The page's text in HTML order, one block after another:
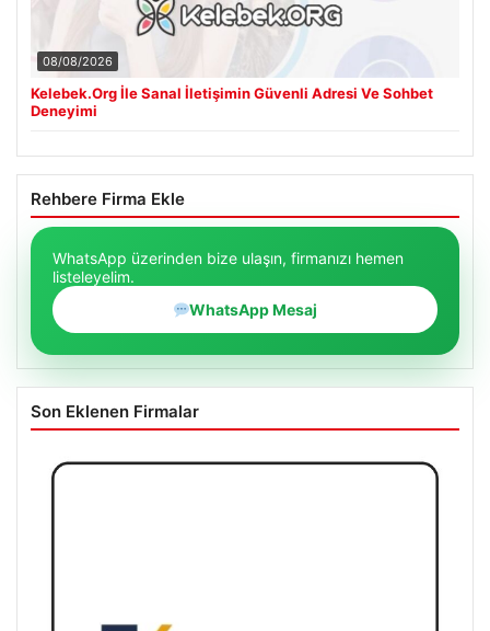
08/08/2026
Kelebek.Org İle Sanal İletişimin Güvenli Adresi Ve Sohbet
Deneyimi
Rehbere Firma Ekle
WhatsApp üzerinden bize ulaşın, firmanızı hemen
listeleyelim.
WhatsApp Mesaj
Son Eklenen Firmalar